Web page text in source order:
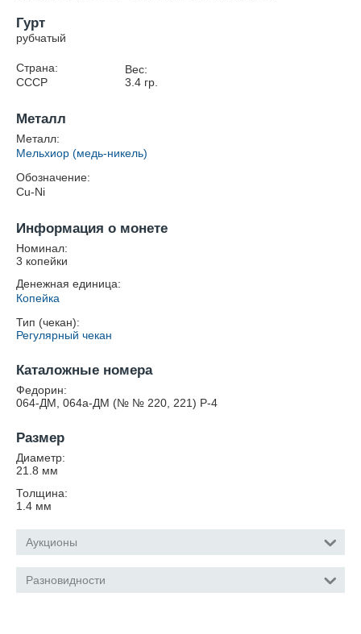
Гурт
рубчатый
Страна:
СССР
Вес:
3.4гр.
Металл
Металл:
Мельхиор (медь-никель)
Обозначение:
Cu-Ni
Информация о монете
Номинал:
3 копейки
Денежная единица:
Копейка
Тип (чекан):
Регулярный чекан
Каталожные номера
Федорин:
064-ДМ, 064а-ДМ (№ № 220, 221) Р-4
Размер
Диаметр:
21.8 мм
Толщина:
1.4 мм
Аукционы
Разновидности